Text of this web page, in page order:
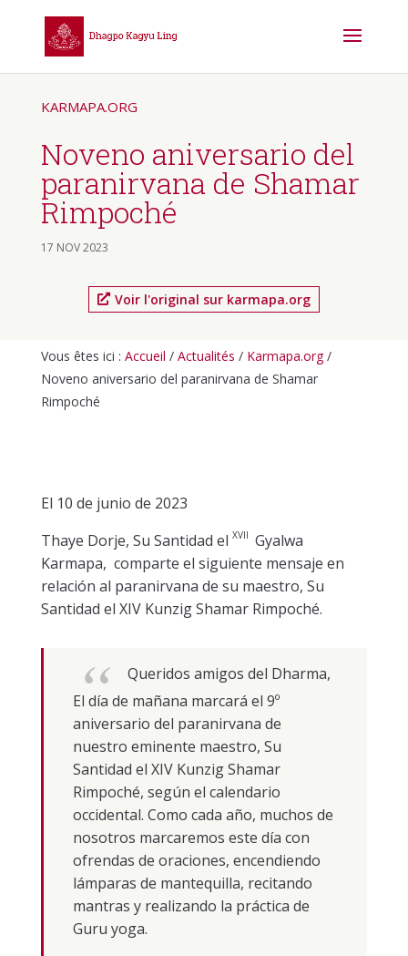
KARMAPA.ORG
Noveno aniversario del
paranirvana de Shamar
Rimpoché
17 NOV 2023
Voir l'original sur karmapa.org
Vous êtes ici : Accueil / Actualités / Karmapa.org/
Noveno aniversario del paranirvana de Shamar
Rimpoché
El 10 de junio de 2023
Thaye Dorje, Su Santidad el XVII Gyalwa
Karmapa, comparte el siguiente mensaje en
relación al paranirvana de su maestro, Su
Santidad el XIV Kunzig Shamar Rimpoché.
Queridos amigos del Dharma,
El día de mañana marcará el 9º
aniversario del paranirvana de
nuestro eminente maestro, Su
Santidad el XIV Kunzig Shamar
Rimpoché, según el calendario
occidental. Como cada año, muchos de
nosotros marcaremos este día con
ofrendas de oraciones, encendiendo
lámparas de mantequilla, recitando
mantras y realizando la práctica de
Guru yoga.